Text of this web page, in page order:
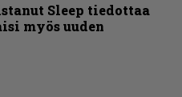
Sleep tiedottaa
myös uuden